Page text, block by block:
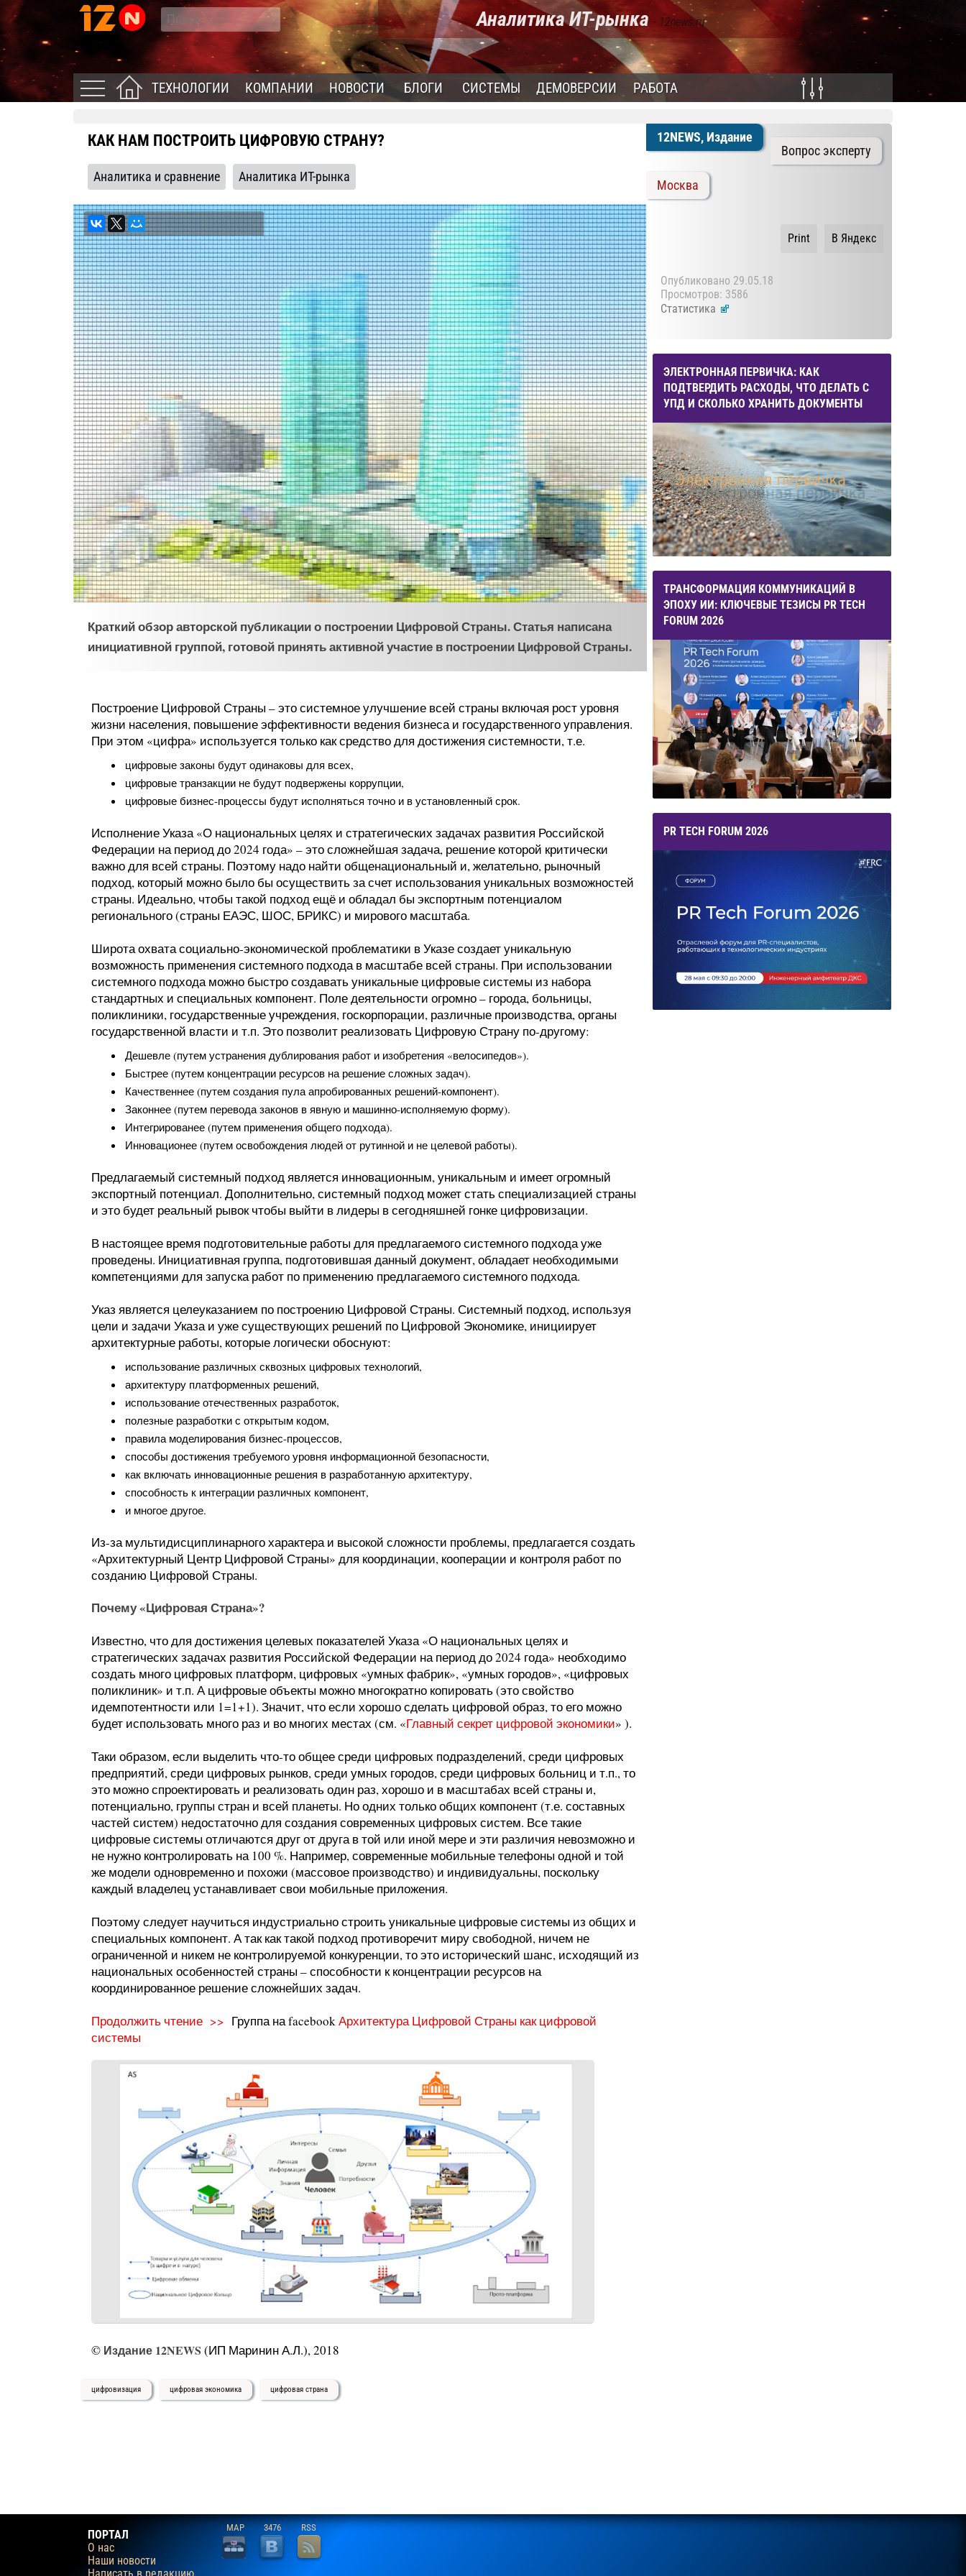
Аналитика ИТ-рынка - 12news.ru
ТЕХНОЛОГИИ КОМПАНИИ НОВОСТИ БЛОГИ СИСТЕМЫ ДЕМОВЕРСИИ РАБОТА
КАК НАМ ПОСТРОИТЬ ЦИФРОВУЮ СТРАНУ?
Аналитика и сравнение Аналитика ИТ-рынка
Краткий обзор авторской публикации о построении Цифровой Страны. Статья написана
инициативной группой, готовой принять активной участие в построении Цифровой Страны.
Построение Цифровой Страны – это системное улучшение всей страны включая рост уровня
жизни населения, повышение эффективности ведения бизнеса и государственного управления.
При этом «цифра» используется только как средство для достижения системности, т.е.
цифровые законы будут одинаковы для всех,
цифровые транзакции не будут подвержены коррупции,
цифровые бизнес-процессы будут исполняться точно и в установленный срок.
Исполнение Указа «О национальных целях и стратегических задачах развития Российской
Федерации на период до 2024 года» – это сложнейшая задача, решение которой критически
важно для всей страны. Поэтому надо найти общенациональный и, желательно, рыночный
подход, который можно было бы осуществить за счет использования уникальных возможностей
страны. Идеально, чтобы такой подход ещё и обладал бы экспортным потенциалом
регионального (страны ЕАЭС, ШОС, БРИКС) и мирового масштаба.
Широта охвата социально-экономической проблематики в Указе создает уникальную
возможность применения системного подхода в масштабе всей страны. При использовании
системного подхода можно быстро создавать уникальные цифровые системы из набора
стандартных и специальных компонент. Поле деятельности огромно – города, больницы,
поликлиники, государственные учреждения, госкорпорации, различные производства, органы
государственной власти и т.п. Это позволит реализовать Цифровую Страну по-другому:
Дешевле (путем устранения дублирования работ и изобретения «велосипедов»).
Быстрее (путем концентрации ресурсов на решение сложных задач).
Качественнее (путем создания пула апробированных решений-компонент).
Законнее (путем перевода законов в явную и машинно-исполняемую форму).
Интегрированее (путем применения общего подхода).
Инновационее (путем освобождения людей от рутинной и не целевой работы).
Предлагаемый системный подход является инновационным, уникальным и имеет огромный
экспортный потенциал. Дополнительно, системный подход может стать специализацией страны
и это будет реальный рывок чтобы выйти в лидеры в сегодняшней гонке цифровизации.
В настоящее время подготовительные работы для предлагаемого системного подхода уже
проведены. Инициативная группа, подготовившая данный документ, обладает необходимыми
компетенциями для запуска работ по применению предлагаемого системного подхода.
Указ является целеуказанием по построению Цифровой Страны. Системный подход, используя
цели и задачи Указа и уже существующих решений по Цифровой Экономике, инициирует
архитектурные работы, которые логически обоснуют:
использование различных сквозных цифровых технологий,
архитектуру платформенных решений,
использование отечественных разработок,
полезные разработки с открытым кодом,
правила моделирования бизнес-процессов,
способы достижения требуемого уровня информационной безопасности,
как включать инновационные решения в разработанную архитектуру,
способность к интеграции различных компонент,
и многое другое.
Из-за мультидисциплинарного характера и высокой сложности проблемы, предлагается создать
«Архитектурный Центр Цифровой Страны» для координации, кооперации и контроля работ по
созданию Цифровой Страны.
Почему «Цифровая Страна»?
Известно, что для достижения целевых показателей Указа «О национальных целях и
стратегических задачах развития Российской Федерации на период до 2024 года» необходимо
создать много цифровых платформ, цифровых «умных фабрик», «умных городов», «цифровых
поликлиник» и т.п. А цифровые объекты можно многократно копировать (это свойство
идемпотентности или 1=1+1). Значит, что если хорошо сделать цифровой образ, то его можно
будет использовать много раз и во многих местах (см. «Главный секрет цифровой экономики» ).
Таки образом, если выделить что-то общее среди цифровых подразделений, среди цифровых
предприятий, среди цифровых рынков, среди умных городов, среди цифровых больниц и т.п., то
это можно спроектировать и реализовать один раз, хорошо и в масштабах всей страны и,
потенциально, группы стран и всей планеты. Но одних только общих компонент (т.е. составных
частей систем) недостаточно для создания современных цифровых систем. Все такие
цифровые системы отличаются друг от друга в той или иной мере и эти различия невозможно и
не нужно контролировать на 100 %. Например, современные мобильные телефоны одной и той
же модели одновременно и похожи (массовое производство) и индивидуальны, поскольку
каждый владелец устанавливает свои мобильные приложения.
Поэтому следует научиться индустриально строить уникальные цифровые системы из общих и
специальных компонент. А так как такой подход противоречит миру свободной, ничем не
ограниченной и никем не контролируемой конкуренции, то это исторический шанс, исходящий из
национальных особенностей страны – способности к концентрации ресурсов на
координированное решение сложнейших задач.
Продолжить чтение >> Группа на facebookАрхитектура Цифровой Страны как цифровой
системы
© Издание 12NEWS (ИП Маринин А.Л.), 2018
цифровизация цифровая экономика цифровая страна
12NEWS, Издание
Вопрос эксперту
Москва
В Яндекс
Print
Опубликовано 29.05.18
Просмотров: 3586
Статистика
ЭЛЕКТРОННАЯ ПЕРВИЧКА: КАК
ПОДТВЕРДИТЬ РАСХОДЫ, ЧТО ДЕЛАТЬ С
УПД И СКОЛЬКО ХРАНИТЬ ДОКУМЕНТЫ
ТРАНСФОРМАЦИЯ КОММУНИКАЦИЙ В
ЭПОХУ ИИ: КЛЮЧЕВЫЕ ТЕЗИСЫ PR TECH
FORUM 2026
PR TECH FORUM 2026
ПОРТАЛ
О нас
Наши новости
MAP 3476 RSS